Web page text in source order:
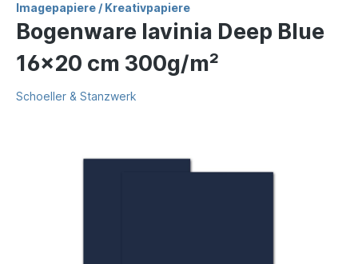
Imagepapiere / Kreativpapiere
Bogenware lavinia Deep Blue
16x20 cm 300g/m²
Schoeller & Stanzwerk